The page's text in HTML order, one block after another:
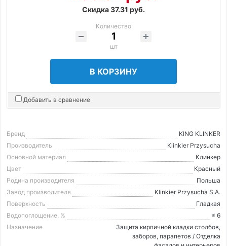
Скидка 37.31 руб.
Количество
шт
В КОРЗИНУ
Добавить в сравнение
Бренд
KING KLINKER
Производитель
Klinkier Przysucha
Основной материал
Клинкер
Цвет
Красный
Родина производителя
Польша
Завод производителя
Klinkier Przysucha S.A.
Поверхность
Гладкая
Водопоглощение, %
≤ 6
Назначение
Защита кирпичной кладки столбов,
заборов, парапетов / Отделка